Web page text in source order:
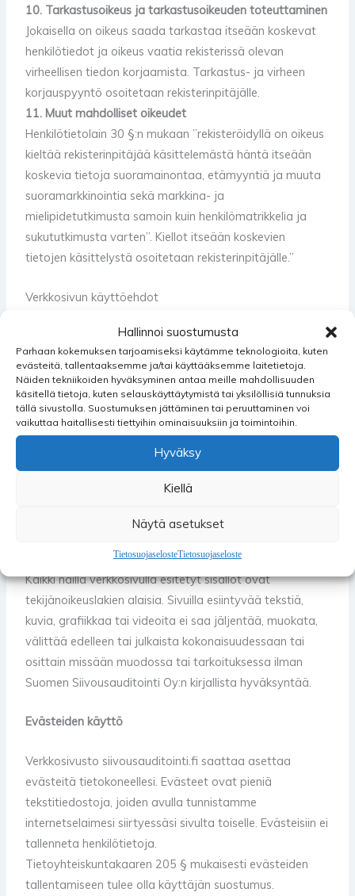
Hallinnoi suostumusta
Parhaan kokemuksen tarjoamiseksi käytämme teknologioita, kuten
evästeitä, tallentaaksemme ja/tai käyttääksemme laitetietoja.
Näiden tekniikoiden hyväksyminen antaa meille mahdollisuuden
käsitellä tietoja, kuten selauskäyttäytymistä tai yksilöllisiä tunnuksia
tällä sivustolla. Suostumuksen jättäminen tai peruuttaminen voi
vaikuttaa haitallisesti tiettyihin ominaisuuksiin ja toimintoihin.
Hyväksy
Kiellä
Näytä asetukset
TietosuojaselosteTietosuojaseloste
10. Tarkastusoikeus ja tarkastusoikeuden toteuttaminen
Jokaisella on oikeus saada tarkastaa itseään koskevat
henkilötiedot ja oikeus vaatia rekisterissä olevan
virheellisen tiedon korjaamista. Tarkastus- ja virheen
korjauspyyntö osoitetaan rekisterinpitäjälle.
11. Muut mahdolliset oikeudet
Henkilötietolain 30 §:n mukaan ”rekisteröidyllä on oikeus
kieltää rekisterinpitäjää käsittelemästä häntä itseään
koskevia tietoja suoramainontaa, etämyyntiä ja muuta
suoramarkkinointia sekä markkina- ja
mielipidetutkimusta samoin kuin henkilömatrikkelia ja
sukututkimusta varten”. Kiellot itseään koskevien
tietojen käsittelystä osoitetaan rekisterinpitäjälle.”
Verkkosivun käyttöehdot
Tämän verkkosivuston (siivousauditointi.fi) tarkoitus on
esitellä Suomen Siivousauditointi Oy:n toimintaa sekä
palvella yrityksen asiakkaita ja yrityksestä sekä sen
markkinoinnista kiinnostuneita. Seuraamme sivuston
liikennettä ja käyttöä sivuston jatkokehitystä ja
käyttäjäkokemuksen parantamista varten.
Jos et hyväksy yllä kuvattua käyttötarkoitusta, älä enää
Kaikki näillä verkkosivulla esitetyt sisällöt ovat
tekijänoikeuslakien alaisia. Sivuilla esiintyvää tekstiä,
kuvia, grafiikkaa tai videoita ei saa jäljentää, muokata,
välittää edelleen tai julkaista kokonaisuudessaan tai
osittain missään muodossa tai tarkoituksessa ilman
Suomen Siivousauditointi Oy:n kirjallista hyväksyntää.
Evästeiden käyttö
Verkkosivusto siivousauditointi.fi saattaa asettaa
evästeitä tietokoneellesi. Evästeet ovat pieniä
tekstitiedostoja, joiden avulla tunnistamme
internetselaimesi siirtyessäsi sivulta toiselle. Evästeisiin ei
tallenneta henkilötietoja.
Tietoyhteiskuntakaaren 205 § mukaisesti evästeiden
tallentamiseen tulee olla käyttäjän suostumus.